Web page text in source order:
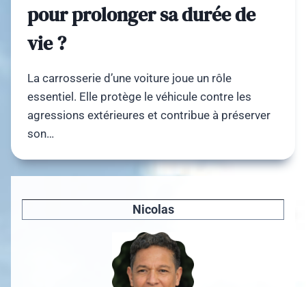
pour prolonger sa durée de
vie ?
La carrosserie d’une voiture joue un rôle
essentiel. Elle protège le véhicule contre les
agressions extérieures et contribue à préserver
son…
Nicolas